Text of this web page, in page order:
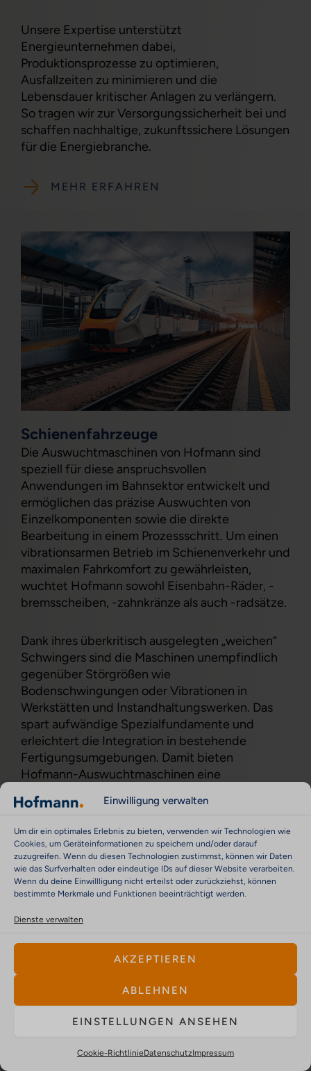
Einwilligung verwalten
Um dir ein optimales Erlebnis zu bieten, verwenden wir Technologien wie
Cookies, um Geräteinformationen zu speichern und/oder darauf
zuzugreifen. Wenn du diesen Technologien zustimmst, können wir Daten
wie das Surfverhalten oder eindeutige IDs auf dieser Website verarbeiten.
Wenn du deine Einwillligung nicht erteilst oder zurückziehst, können
bestimmte Merkmale und Funktionen beeinträchtigt werden.
Dienste verwalten
AKZEPTIEREN
ABLEHNEN
EINSTELLUNGEN ANSEHEN
Cookie-RichtlinieDatenschutzImpressum
Unsere Expertise unterstützt
Energieunternehmen dabei,
Produktionsprozesse zu optimieren,
Ausfallzeiten zu minimieren und die
Lebensdauer kritischer Anlagen zu verlängern.
So tragen wir zur Versorgungssicherheit bei und
schaffen nachhaltige, zukunftssichere Lösungen
für die Energiebranche.
MEHR ERFAHREN
Schienenfahrzeuge
Die Auswuchtmaschinen von Hofmann sind
speziell für diese anspruchsvollen
Anwendungen im Bahnsektor entwickelt und
ermöglichen das präzise Auswuchten von
Einzelkomponenten sowie die direkte
Bearbeitung in einem Prozessschritt. Um einen
vibrationsarmen Betrieb im Schienenverkehr und
maximalen Fahrkomfort zu gewährleisten,
wuchtet Hofmann sowohl Eisenbahn-Räder, -
bremsscheiben, -zahnkränze als auch -radsätze.
Dank ihres überkritisch ausgelegten „weichen“
Schwingers sind die Maschinen unempfindlich
gegenüber Störgrößen wie
Bodenschwingungen oder Vibrationen in
Werkstätten und Instandhaltungswerken. Das
spart aufwändige Spezialfundamente und
erleichtert die Integration in bestehende
Fertigungsumgebungen. Damit bieten
Hofmann-Auswuchtmaschinen eine
Hersteller und Instandhaltungsbetriebe im
Schienenfahrzeugbau.
MEHR ERFAHREN